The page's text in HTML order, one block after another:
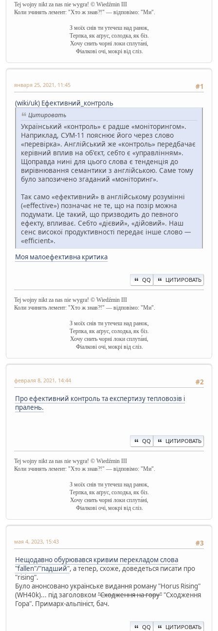
Tej wojny nikt za nas nie wygra! © Wiedźmin III
Коли зчинять лемент: "Хто ж знав?!" — відповімо: "Ми".
З моїх снів ти утечеш над ранок,
Терпка, як аґрус, солодка, як біз.
Хочу снить чорні локи сплута́ні,
Фіалкові очі, мокрі від сліз.
#1
января 25, 2021, 11:45
(wiki/uk) Ефективний_контроль
Цитировать
Український «контроль» є радше «моніторингом».
Наприклад, СУМ-11 пояснює його через слово
«перевірка». Англійський же «контроль» передбачає
керівний вплив на об'єкт, себто є «управлінням».
Щоправда нині для цього слова є тенденція до
вирівнювання семантики з англійською. Саме тому
було запозичено згаданий «моніторинг».
Так само «ефективний» в англійському розумінні
(«effective») позначає не те, що на позір можна
подумати. Це такий, що призводить до певного
ефекту, впливає. Себто «дієвий», «дійовий». Наш
сенс високої продуктивності передає інше слово —
«efficient».
Моя малоефективна критика
QQ ЦИТИРОВАТЬ
Tej wojny nikt za nas nie wygra! © Wiedźmin III
Коли зчинять лемент: "Хто ж знав?!" — відповімо: "Ми".
З моїх снів ти утечеш над ранок,
Терпка, як аґрус, солодка, як біз.
Хочу снить чорні локи сплута́ні,
Фіалкові очі, мокрі від сліз.
#2
февраля 8, 2021, 14:44
Про ефективний контроль та експертизу тепловозів і
пралень.
QQ ЦИТИРОВАТЬ
Tej wojny nikt za nas nie wygra! © Wiedźmin III
Коли зчинять лемент: "Хто ж знав?!" — відповімо: "Ми".
З моїх снів ти утечеш над ранок,
Терпка, як аґрус, солодка, як біз.
Хочу снить чорні локи сплута́ні,
Фіалкові очі, мокрі від сліз.
#3
мая 4, 2023, 15:43
Нещодавно обурювався кривим перекладом слова
"fallen"/"падший", а тепер, схоже, доведеться писати про
"rising".
Було анонсовано українське видання роману "Horus Rising"
(WH40k)... під заголовком "Сходження на гору" "Сходження
Гора". Примарх-альпініст, бач.
QQ ЦИТИРОВАТЬ